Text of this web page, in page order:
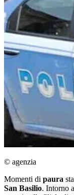
© agenzia
Momenti di paura
San Basilio. Intorno